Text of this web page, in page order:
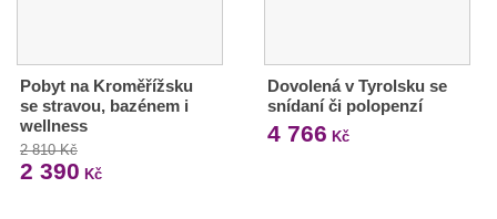
Pobyt na Kroměřížsku
se stravou, bazénem i
wellness
2 810 Kč
2 390 Kč
Dovolená v Tyrolsku se
snídaní či polopenzí
4 766 Kč